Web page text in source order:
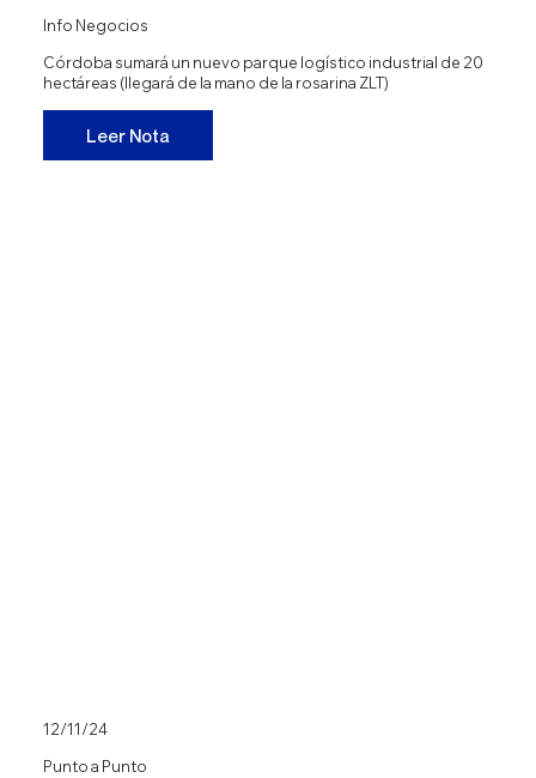
Info Negocios
Córdoba sumará un nuevo parque logístico industrial de 20
hectáreas (llegará de la mano de la rosarina ZLT)
Leer Nota
12/11/24
Punto a Punto